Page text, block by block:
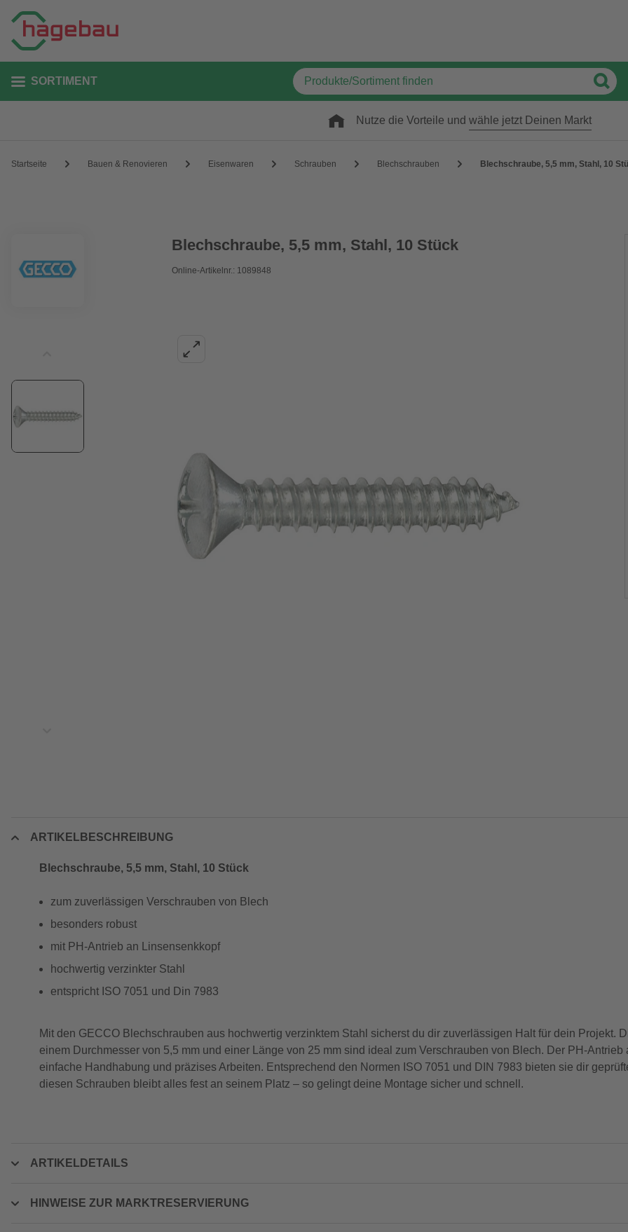
SORTIMENT
Nutze die Vorteile und wähle jetzt Deinen Markt
Startseite Bauen & Renovieren Eisenwaren Schrauben Blechschrauben Blechschraube, 5,5 mm, Stahl, 10
Blechschraube, 5,5 mm, Stahl, 10 Stück
Online-Artikelnr.: 1089848
ARTIKELBESCHREIBUNG
Blechschraube, 5,5 mm, Stahl, 10 Stück
zum zuverlässigen Verschrauben von Blech
besonders robust
mit PH-Antrieb an Linsensenkkopf
hochwertig verzinkter Stahl
entspricht ISO 7051 und Din 7983
Mit den GECCO Blechschrauben aus hochwertig verzinktem Stahl sicherst du dir zuverlässigen Halt für dein Projekt.
einem Durchmesser von 5,5 mm und einer Länge von 25 mm sind ideal zum Verschrauben von Blech. Der PH-
einfache Handhabung und präzises Arbeiten. Entsprechend den Normen ISO 7051 und DIN 7983 bieten sie dir
diesen Schrauben bleibt alles fest an seinem Platz – so gelingt deine Montage sicher und schnell.
ARTIKELDETAILS
HINWEISE ZUR MARKTRESERVIERUNG